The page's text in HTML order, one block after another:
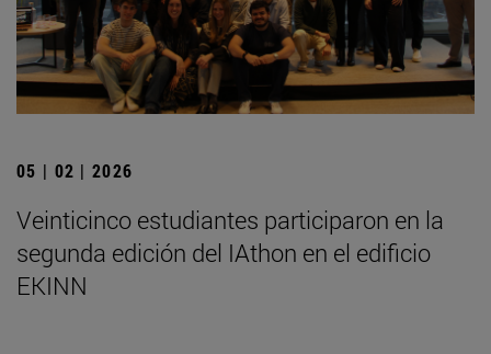
05 | 02 | 2026
Veinticinco estudiantes participaron en la
segunda edición del IAthon en el edificio
EKINN